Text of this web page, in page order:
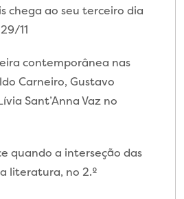
chega ao seu terceiro dia
11
contemporânea nas
Carneiro, Gustavo
Sant’Anna Vaz no
quando a interseção das
literatura, no 2.º